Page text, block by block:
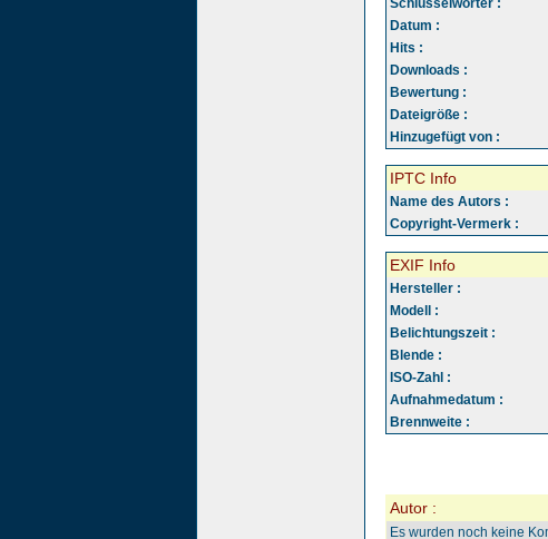
Schlüsselwörter :
Datum :
Hits :
Downloads :
Bewertung :
Dateigröße :
Hinzugefügt von :
IPTC Info
Name des Autors :
Copyright-Vermerk :
EXIF Info
Hersteller :
Modell :
Belichtungszeit :
Blende :
ISO-Zahl :
Aufnahmedatum :
Brennweite :
Autor :
Es wurden noch keine